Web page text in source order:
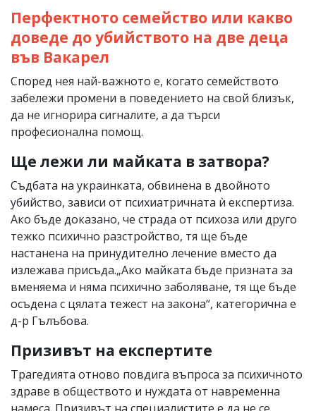
Перфектното семейство или какво
доведе до убийството на две деца
във Вакарел
Според нея най-важното е, когато семейството
забележи промени в поведението на свой близък,
да не игнорира сигналите, а да търси
професионална помощ.
Ще лежи ли майката в затвора?
Съдбата на украинката, обвинена в двойното
убийство, зависи от психиатричната ѝ експертиза.
Ако бъде доказано, че страда от психоза или друго
тежко психично разстройство, тя ще бъде
настанена на принудително лечение вместо да
излежава присъда.„Ако майката бъде призната за
вменяема и няма психично заболяване, тя ще бъде
осъдена с цялата тежест на закона“, категорична е
д-р Гълъбова.
Призивът на експертите
Трагедията отново повдига въпроса за психичното
здраве в обществото и нуждата от навременна
намеса. Призивът на специалистите е да не се